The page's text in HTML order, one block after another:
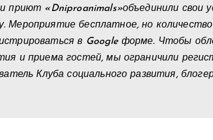
приют «Dniproanimals»объединили свои
Мероприятие бесплатное, но
в Google форме. Чтобы
и приема гостей, мы ограничили
Клуба социального развития,